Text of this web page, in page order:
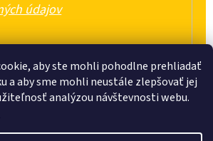
aby ste mohli pohodlne prehliadať
a aby sme mohli neustále zlepšovať jej
analýzou návštevnosti webu.
údajov